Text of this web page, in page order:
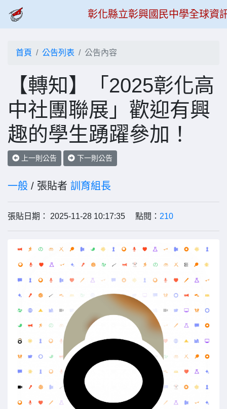
彰化縣立彰興國民中學全球資
首頁 公告列表 公告內容
【轉知】「2025彰化高
中社團聯展」歡迎有興
趣的學生踴躍參加！
上一則公告 下一則公告
一般 / 張貼者 訓育組長
張貼日期： 2025-11-28 10:17:35 點閱： 210